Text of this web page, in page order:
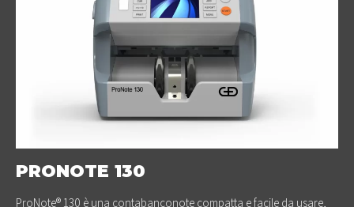
PRONOTE 130
ProNote® 130 è una contabanconote compatta e facile da usare,